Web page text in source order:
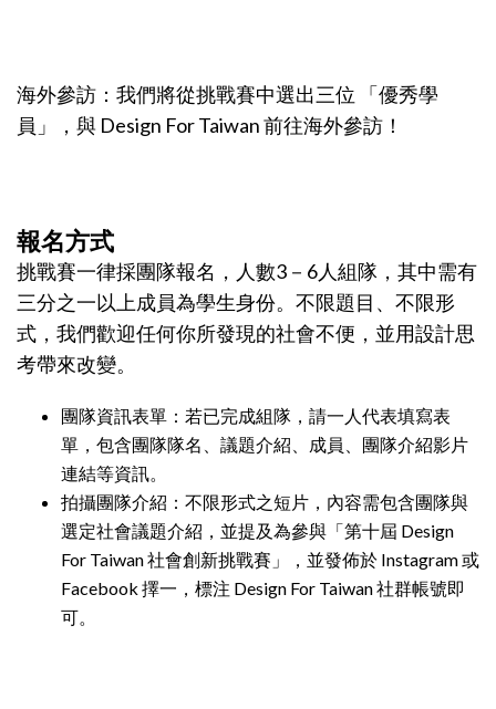
海外參訪：我們將從挑戰賽中選出三位 「優秀學
員」，與 Design For Taiwan 前往海外參訪！
報名方式
挑戰賽一律採團隊報名，人數3－6人組隊，其中需有
三分之一以上成員為學生身份。不限題目、不限形
式，我們歡迎任何你所發現的社會不便，並用設計思
考帶來改變。
團隊資訊表單：若已完成組隊，請一人代表填寫表
單，包含團隊隊名、議題介紹、成員、團隊介紹影片
連結等資訊。
拍攝團隊介紹：不限形式之短片，內容需包含團隊與
選定社會議題介紹，並提及為參與「第十屆 Design
For Taiwan 社會創新挑戰賽」，並發佈於 Instagram 或
Facebook 擇一，標注 Design For Taiwan 社群帳號即
可。